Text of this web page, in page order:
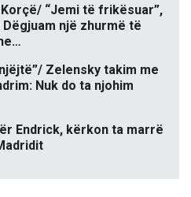
“Jemi të frikësuar”,
një zhurmë të
Zelensky takim me
Nuk do ta njohim
Endrick, kërkon ta marrë